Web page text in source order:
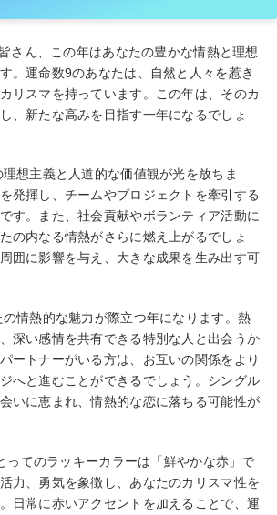
さん、この年はあなたの豊かな情熱と理想
。運命数9のあなたは、自然と人々を惹き
リスマを持っています。この年は、そのカ
、新たな高みを目指す一年になるでしょ
想主義と人道的な価値観が光を放ちま
発揮し、チームやプロジェクトを牽引する
す。また、社会貢献やボランティア活動に
の内なる情熱がさらに燃え上がるでしょ
囲に影響を与え、大きな成果を生み出す可
の情熱的な魅力が際立つ年になります。熱
深い感情を共有できる特別な人と出会うか
ートナーがいる方は、お互いの関係をより
へと進むことができるでしょう。シングル
いに恵まれ、情熱的な恋に落ちる可能性が
ってのラッキーカラーは「鮮やかな赤」で
力、勇気を象徴し、あなたのカリスマ性を
日常に赤いアクセントを加えることで、運